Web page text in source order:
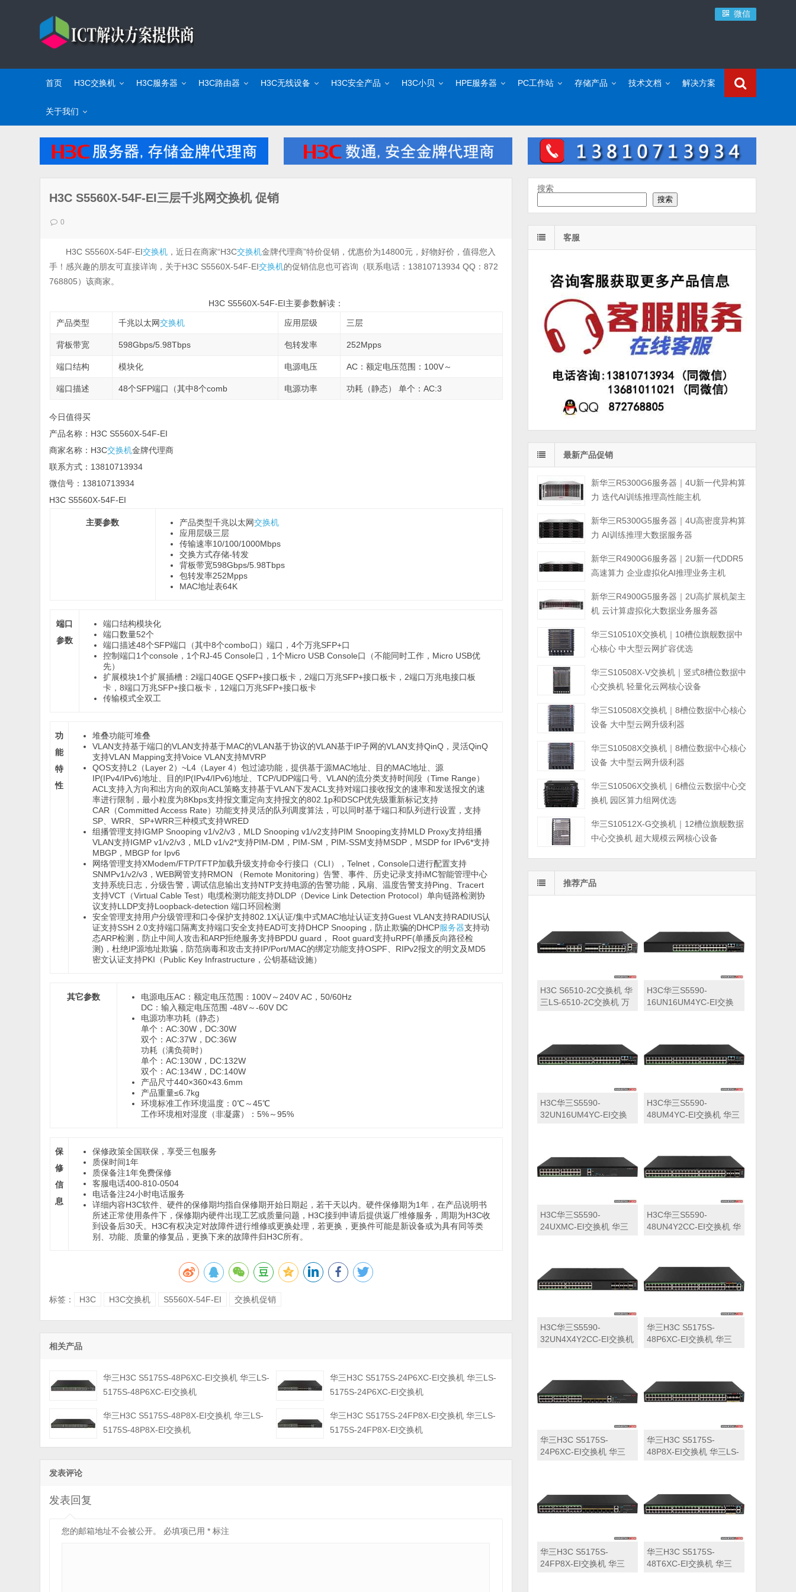
微信
首页 H3C交换机 H3C服务器 H3C路由器 H3C无线设备 H3C安全产品 H3C小贝 HPE服务器 PC工作站 存储产品 技术文档 解决方案
关于我们
H3C S5560X-54F-EI三层千兆网交换机 促销
0
H3C S5560X-54F-EI交换机 ，近日在商家“H3C交换机金牌代理商”特价促销，优惠价为14800元，好物好价，值得您入
手！感兴趣的朋友可直接详询，关于H3C S5560X-54F-EI交换机的促销信息也可咨询（联系电话：13810713934 QQ：872
768805）该商家。
H3C S5560X-54F-EI主要参数解读：
产品类型 千兆以太网交换机 应用层级 三层
背板带宽 598Gbps/5.98Tbps 包转发率 252Mpps
端口结构 模块化 电源电压 AC：额定电压范围：100V～
端口描述 48个SFP端口（其中8个comb 电源功率 功耗（静态） 单个：AC:3
今日值得买
产品名称：H3C S5560X-54F-EI
商家名称：H3C交换机金牌代理商
联系方式：13810713934
微信号：13810713934
H3C S5560X-54F-EI
主要参数 产品类型千兆以太网交换机
应用层级三层
传输速率10/100/1000Mbps
交换方式存储-转发
背板带宽598Gbps/5.98Tbps
包转发率252Mpps
MAC地址表64K
端口
参数
端口结构模块化
端口数量52个
端口描述48个SFP端口（其中8个combo口）端口，4个万兆SFP+口
控制端口1个console，1个RJ-45 Console口，1个Micro USB Console口（不能同时工作，Micro USB优
先）
扩展模块1个扩展插槽：2端口40GE QSFP+接口板卡，2端口万兆SFP+接口板卡，2端口万兆电接口板
卡，8端口万兆SFP+接口板卡，12端口万兆SFP+接口板卡
传输模式全双工
功
能
特
性
堆叠功能可堆叠
VLAN支持基于端口的VLAN支持基于MAC的VLAN基于协议的VLAN基于IP子网的VLAN支持QinQ，灵活QinQ
支持VLAN Mapping支持Voice VLAN支持MVRP
QOS支持L2（Layer 2）~L4（Layer 4）包过滤功能，提供基于源MAC地址、目的MAC地址、源
IP(IPv4/IPv6)地址、目的IP(IPv4/IPv6)地址、TCP/UDP端口号、VLAN的流分类支持时间段（Time Range）
ACL支持入方向和出方向的双向ACL策略支持基于VLAN下发ACL支持对端口接收报文的速率和发送报文的速
率进行限制，最小粒度为8Kbps支持报文重定向支持报文的802.1p和DSCP优先级重新标记支持
CAR（Committed Access Rate）功能支持灵活的队列调度算法，可以同时基于端口和队列进行设置，支持
SP、WRR、SP+WRR三种模式支持WRED
组播管理支持IGMP Snooping v1/v2/v3，MLD Snooping v1/v2支持PIM Snooping支持MLD Proxy支持组播
VLAN支持IGMP v1/v2/v3，MLD v1/v2*支持PIM-DM，PIM-SM，PIM-SSM支持MSDP，MSDP for IPv6*支持
MBGP，MBGP for Ipv6
网络管理支持XModem/FTP/TFTP加载升级支持命令行接口（CLI），Telnet，Console口进行配置支持
SNMPv1/v2/v3，WEB网管支持RMON （Remote Monitoring）告警、事件、历史记录支持iMC智能管理中心
支持系统日志，分级告警，调试信息输出支持NTP支持电源的告警功能，风扇、温度告警支持Ping、Tracert
支持VCT（Virtual Cable Test）电缆检测功能支持DLDP（Device Link Detection Protocol）单向链路检测协
议支持LLDP支持Loopback-detection 端口环回检测
安全管理支持用户分级管理和口令保护支持802.1X认证/集中式MAC地址认证支持Guest VLAN支持RADIUS认
证支持SSH 2.0支持端口隔离支持端口安全支持EAD可支持DHCP Snooping，防止欺骗的DHCP服务器支持动
态ARP检测，防止中间人攻击和ARP拒绝服务支持BPDU guard， Root guard支持uRPF(单播反向路径检
测)，杜绝IP源地址欺骗，防范病毒和攻击支持IP/Port/MAC的绑定功能支持OSPF、RIPv2报文的明文及MD5
密文认证支持PKI（Public Key Infrastructure，公钥基础设施）
其它参数 电源电压AC：额定电压范围：100V～240V AC，50/60Hz
DC：输入额定电压范围 -48V～-60V DC
电源功率功耗（静态）
单个：AC:30W，DC:30W
双个：AC:37W，DC:36W
功耗（满负荷时）
单个：AC:130W，DC:132W
双个：AC:134W，DC:140W
产品尺寸440×360×43.6mm
产品重量≤6.7kg
环境标准工作环境温度：0℃～45℃
工作环境相对湿度（非凝露）：5%～95%
保
修
信
息
保修政策全国联保，享受三包服务
质保时间1年
质保备注1年免费保修
客服电话400-810-0504
电话备注24小时电话服务
详细内容H3C软件、硬件的保修期均指自保修期开始日期起，若干天以内。硬件保修期为1年，在产品说明书
所述正常使用条件下，保修期内硬件出现工艺或质量问题，H3C接到申请后提供返厂维修服务，周期为H3C收
到设备后30天。H3C有权决定对故障件进行维修或更换处理，若更换，更换件可能是新设备或为具有同等类
别、功能、质量的修复品，更换下来的故障件归H3C所有。
标签： H3C H3C交换机 S5560X-54F-EI 交换机促销
相关产品
华三H3C S5175S-48P6XC-EI交换机 华三LS-
5175S-48P6XC-EI交换机
华三H3C S5175S-24P6XC-EI交换机 华三LS-
5175S-24P6XC-EI交换机
华三H3C S5175S-48P8X-EI交换机 华三LS-
5175S-48P8X-EI交换机
华三H3C S5175S-24FP8X-EI交换机 华三LS-
5175S-24FP8X-EI交换机
发表评论
发表回复
您的邮箱地址不会被公开。 必填项已用* 标注
搜索
搜索
客服
最新产品促销
新华三R5300G6服务器｜4U新一代异构算
力 迭代AI训练推理高性能主机
新华三R5300G5服务器｜4U高密度异构算
力 AI训练推理大数据服务器
新华三R4900G6服务器｜2U新一代DDR5
高速算力 企业虚拟化AI推理业务主机
新华三R4900G5服务器｜2U高扩展机架主
机 云计算虚拟化大数据业务服务器
华三S10510X交换机｜10槽位旗舰数据中
心核心 中大型云网扩容优选
华三S10508X-V交换机｜竖式8槽位数据中
心交换机 轻量化云网核心设备
华三S10508X交换机｜8槽位数据中心核心
设备 大中型云网升级利器
华三S10508X交换机｜8槽位数据中心核心
设备 大中型云网升级利器
华三S10506X交换机｜6槽位云数据中心交
换机 园区算力组网优选
华三S10512X-G交换机｜12槽位旗舰数据
中心交换机 超大规模云网核心设备
推荐产品
H3C S6510-2C交换机 华
三LS-6510-2C交换机 万
H3C华三S5590-
16UN16UM4YC-EI交换
H3C华三S5590-
32UN16UM4YC-EI交换
H3C华三S5590-
48UM4YC-EI交换机 华三
H3C华三S5590-
24UXMC-EI交换机 华三
H3C华三S5590-
48UN4Y2CC-EI交换机 华
H3C华三S5590-
32UN4X4Y2CC-EI交换机
华三H3C S5175S-
48P6XC-EI交换机 华三
华三H3C S5175S-
24P6XC-EI交换机 华三
华三H3C S5175S-
48P8X-EI交换机 华三LS-
华三H3C S5175S-
24FP8X-EI交换机 华三
华三H3C S5175S-
48T6XC-EI交换机 华三